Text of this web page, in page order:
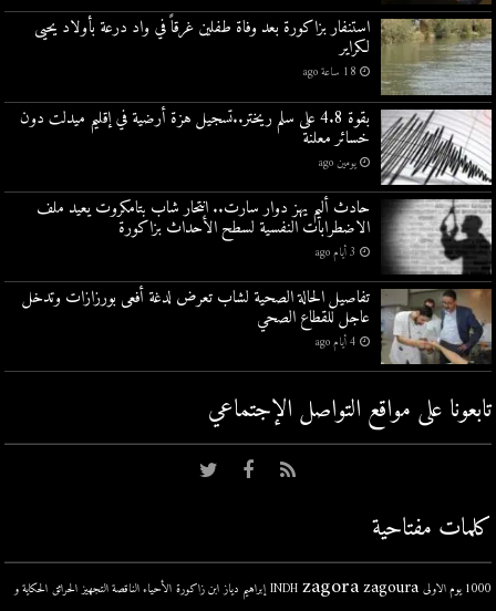
استنفار بزاكورة بعد وفاة طفلين غرقاً في واد درعة بأولاد يحيى
لكراير
18 ساعة ago
بقوة 4.8 على سلم ريختر..تسجيل هزة أرضية في إقليم ميدلت دون
خسائر معلنة
يومين ago
حادث أليم يهز دوار سارت.. انتحار شاب بتامكروت يعيد ملف
الاضطرابات النفسية لسطح الأحداث بزاكورة
3 أيام ago
تفاصيل الحالة الصحية لشاب تعرض لدغة أفعى بورزازات وتدخل
عاجل للقطاع الصحي
4 أيام ago
تابعونا على مواقع التواصل اﻹجتماعي
كلمات مفتاحية
1000 يوم الاولى INDH zagora zagoura إبراهيم دياز ابن زاكورة الأحياء الناقصة التجهيز الحرائق الحكاية و